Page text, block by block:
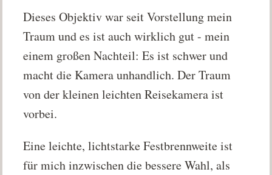
Dieses Objektiv war seit Vorstellung mein
Traum und es ist auch wirklich gut - mein
einem großen Nachteil: Es ist schwer und
macht die Kamera unhandlich. Der Traum
von der kleinen leichten Reisekamera ist
vorbei.
Eine leichte, lichtstarke Festbrennweite ist
für mich inzwischen die bessere Wahl, als